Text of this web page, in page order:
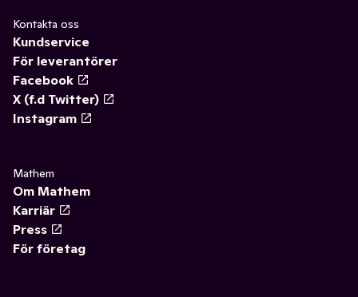
Kontakta oss
Kundservice
För leverantörer
Facebook
X (f.d Twitter)
Instagram
Mathem
Om Mathem
Karriär
Press
För företag